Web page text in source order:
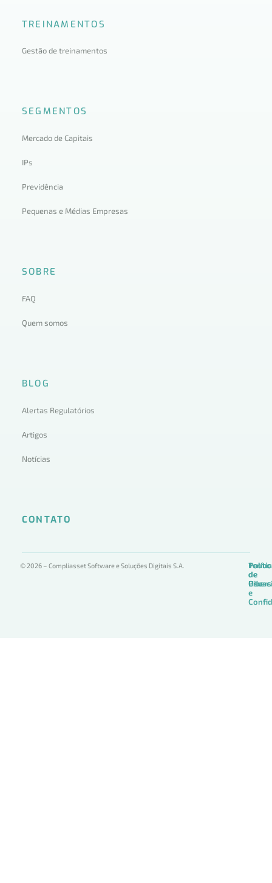
TREINAMENTOS
Gestão de treinamentos
SEGMENTOS
Mercado de Capitais
IPs
Previdência
Pequenas e Médias Empresas
SOBRE
FAQ
Quem somos
BLOG
Alertas Regulatórios
Artigos
Notícias
CONTATO
© 2026 – Compliasset Software e Soluções Digitais S.A.
de
Uso
de
de
e